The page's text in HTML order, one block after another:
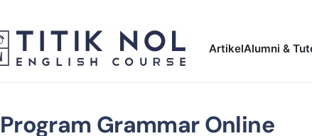
ArtikelAlumni &
Program Grammar Online